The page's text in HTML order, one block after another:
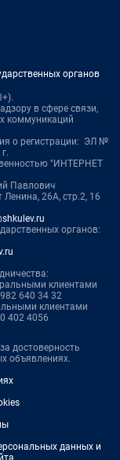
органов
в сфере связи,
коммуникаций
о регистрации: ЭЛ №
"ИНТЕРНЕТ
Павлович
Ленина, 26А, стр.2, 16
органов:
клиентами
640 34 32
клиентами
402 4056
достоверность
объявлениях.
данных и